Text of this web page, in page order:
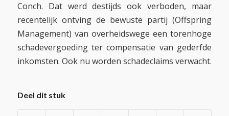
Conch. Dat werd destijds ook verboden, maar
recentelijk ontving de bewuste partij (Offspring
Management) van overheidswege een torenhoge
schadevergoeding ter compensatie van gederfde
inkomsten. Ook nu worden schadeclaims verwacht.
Deel dit stuk